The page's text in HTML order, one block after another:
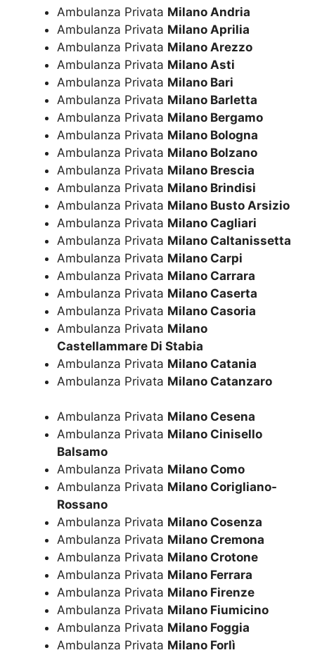
Ambulanza Privata Milano Andria
Ambulanza Privata Milano Aprilia
Ambulanza Privata Milano Arezzo
Ambulanza Privata Milano Asti
Ambulanza Privata Milano Bari
Ambulanza Privata Milano Barletta
Ambulanza Privata Milano Bergamo
Ambulanza Privata Milano Bologna
Ambulanza Privata Milano Bolzano
Ambulanza Privata Milano Brescia
Ambulanza Privata Milano Brindisi
Ambulanza Privata Milano Busto Arsizio
Ambulanza Privata Milano Cagliari
Ambulanza Privata Milano Caltanissetta
Ambulanza Privata Milano Carpi
Ambulanza Privata Milano Carrara
Ambulanza Privata Milano Caserta
Ambulanza Privata Milano Casoria
Ambulanza Privata Milano
Castellammare Di Stabia
Ambulanza Privata Milano Catania
Ambulanza Privata Milano Catanzaro
Ambulanza Privata Milano Cesena
Ambulanza Privata Milano Cinisello
Balsamo
Ambulanza Privata Milano Como
Ambulanza Privata Milano Corigliano-
Rossano
Ambulanza Privata Milano Cosenza
Ambulanza Privata Milano Cremona
Ambulanza Privata Milano Crotone
Ambulanza Privata Milano Ferrara
Ambulanza Privata Milano Firenze
Ambulanza Privata Milano Fiumicino
Ambulanza Privata Milano Foggia
Ambulanza Privata Milano Forlì